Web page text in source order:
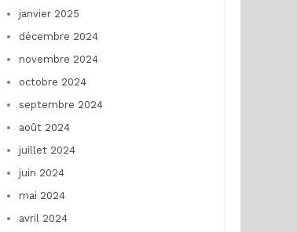
janvier 2025
décembre 2024
novembre 2024
octobre 2024
septembre 2024
août 2024
juillet 2024
juin 2024
mai 2024
avril 2024